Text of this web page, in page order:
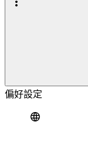
偏好設定